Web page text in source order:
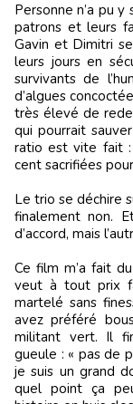
Personne n’a pu
patrons et leurs
Gavin et Dimitri
leurs jours en
survivants de
d’algues
très élevé de
qui pourrait
ratio est vite fait :
cent sacrifiées
Le trio se déchire
finalement non.
d’accord, mais
Ce film m’a fait
veut à tout prix
martelé sans
avez préféré
militant vert. Il
gueule : « pas de
je suis un grand
quel point ça